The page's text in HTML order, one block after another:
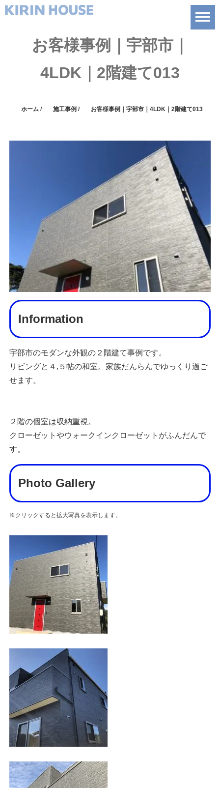
お客様事例｜宇部市｜
4LDK｜2階建て013
ホーム / 施工事例 / お客様事例｜宇部市｜4LDK｜2階建て013
Information
宇部市のモダンな外観の２階建て事例です。
リビングと４,５帖の和室。家族だんらんでゆっくり過ご
せます。
２階の個室は収納重視。
クローゼットやウォークインクローゼットがふんだんで
す。
Photo Gallery
※クリックすると拡大写真を表示します。